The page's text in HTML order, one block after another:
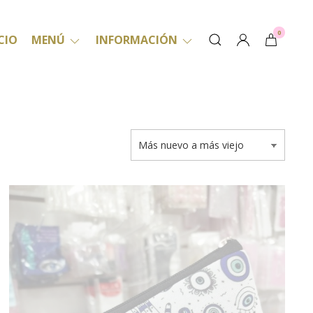
MENÚ INFORMACIÓN 0